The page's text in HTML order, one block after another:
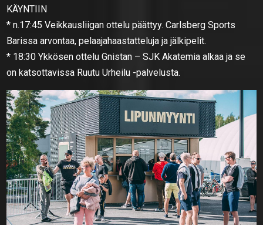
KÄYNTIIN
* n.17:45 Veikkausliigan ottelu päättyy. Carlsberg Sports
Barissa arvontaa, pelaajahaastatteluja ja jälkipelit.
* 18:30 Ykkösen ottelu Gnistan – SJK Akatemia alkaa ja se
on katsottavissa Ruutu Urheilu -palvelusta.